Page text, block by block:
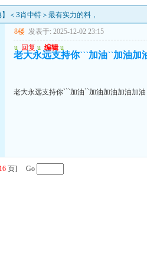
＜3肖中特＞最有实力的料，
8楼 发表于: 2025-12-02 23:15
u 回复 u 编辑 u
老大永远支持你```加油``加油加
老大永远支持你```加油``加油加油加油加油
16 页] Go